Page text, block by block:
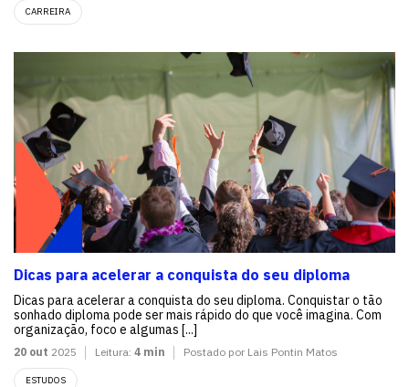
CARREIRA
Dicas para acelerar a conquista do seu diploma
Dicas para acelerar a conquista do seu diploma. Conquistar o tão
sonhado diploma pode ser mais rápido do que você imagina. Com
organização, foco e algumas [...]
20 out 2025 Leitura: 4 min Postado por Lais Pontin Matos
ESTUDOS